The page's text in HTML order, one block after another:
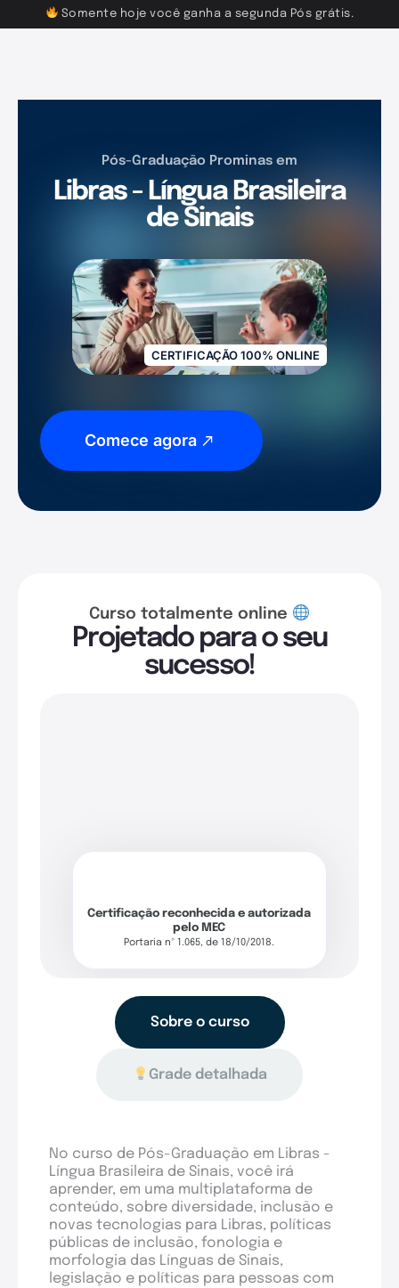
Somente hoje você ganha a segunda Pós grátis.
Pós-Graduação Prominas em
Libras - Língua Brasileira
de Sinais
CERTIFICAÇÃO 100% ONLINE
Comece agora
Curso totalmente online
Projetado para o seu
sucesso!
Certificação reconhecida e autorizada
pelo MEC
Portaria nº 1.065, de 18/10/2018.
Sobre o curso
Grade detalhada
No curso de Pós-Graduação em Libras -
Língua Brasileira de Sinais, você irá
aprender, em uma multiplataforma de
conteúdo, sobre diversidade, inclusão e
novas tecnologias para Libras, políticas
públicas de inclusão, fonologia e
morfologia das Línguas de Sinais,
legislação e políticas para pessoas com